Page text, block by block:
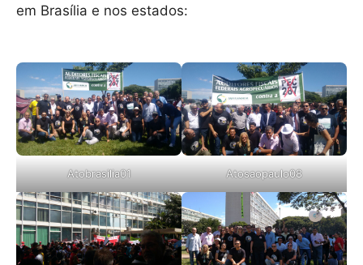
em Brasília e nos estados:
Atobrasilia01 Atosaopaulo08